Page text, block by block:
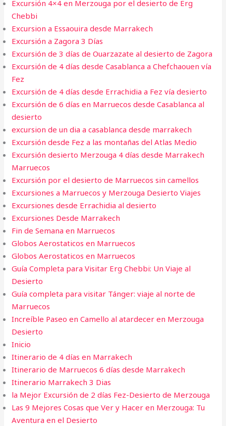
Excursión 4×4 en Merzouga por el desierto de Erg
Chebbi
Excursion a Essaouira desde Marrakech​
Excursión a Zagora 3 Días
Excursión de 3 días de Ouarzazate al desierto de Zagora
Excursión de 4 días desde Casablanca a Chefchaouen vía
Fez
Excursión de 4 días desde Errachidia a Fez vía desierto
Excursión de 6 días en Marruecos desde Casablanca al
desierto
excursion de un dia a casablanca desde marrakech
Excursión desde Fez a las montañas del Atlas Medio
Excursión desierto Merzouga 4 días desde Marrakech
Marruecos
Excursión por el desierto de Marruecos sin camellos
Excursiones a Marruecos y Merzouga Desierto Viajes
Excursiones desde Errachidia al desierto
Excursiones Desde Marrakech
Fin de Semana en Marruecos​
Globos Aerostaticos en Marruecos
Globos Aerostaticos en Marruecos
Guía Completa para Visitar Erg Chebbi: Un Viaje al
Desierto
Guía completa para visitar Tánger: viaje al norte de
Marruecos
Increíble Paseo en Camello al atardecer en Merzouga
Desierto
Inicio
Itinerario de 4 días en Marrakech
Itinerario de Marruecos 6 días desde Marrakech
Itinerario Marrakech 3 Dias
la Mejor Excursión de 2 días Fez-Desierto de Merzouga
Las 9 Mejores Cosas que Ver y Hacer en Merzouga: Tu
Aventura en el Desierto